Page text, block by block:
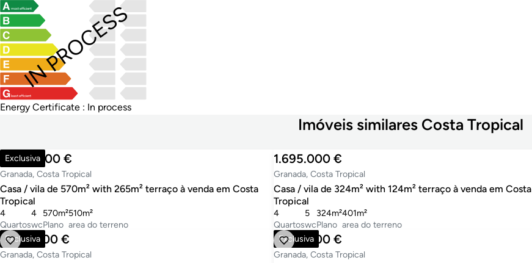
most efficient
least efficient
IN PROCESS
Energy Certificate : In process
Imóveis similares Costa Tropical
Exclusiva
2.450.000 €
Granada, Costa Tropical
Casa / vila de 570m² with 265m² terraço à venda em Costa
Tropical
Quartos
4
wc
4
Plano
570m²
area do terreno
510m²
1.695.000 €
Granada, Costa Tropical
Casa / vila de 324m² with 124m² terraço à venda em Costa
Tropical
Quartos
4
wc
5
Plano
324m²
area do terreno
401m²
Exclusiva
2.100.000 €
Granada, Costa Tropical
Exclusiva
1.895.000 €
Granada, Costa Tropical